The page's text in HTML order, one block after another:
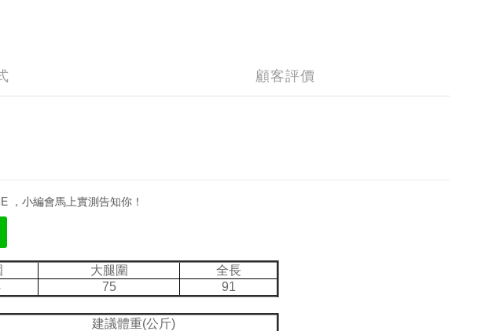
顧客評價
，小編會馬上實測告知你！
大腿圍
全長
75 91
建議體重(公斤)